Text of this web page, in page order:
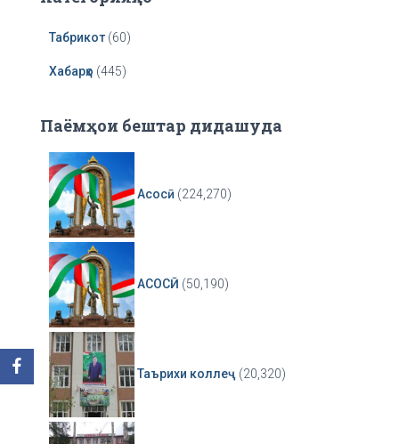
Табрикот (60)
Хабарҳо (445)
Паёмҳои бештар дидашуда
Асосӣ (224,270)
АСОСӢ (50,190)
Таърихи коллеҷ (20,320)